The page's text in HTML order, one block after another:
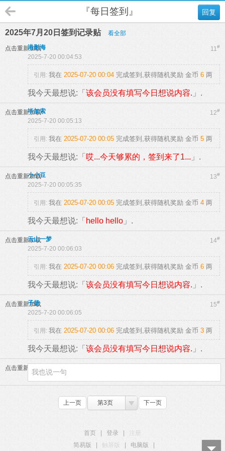
回复
『每日签到』
2025年7月20日签到记录贴 看全部
点击重新加载 11#
港影海
2025-7-20 00:04:53
引用: 我在 2025-07-20 00:04 完成签到,获得随机奖励 金币 6 两
我今天最想说:「 该会员没有填写今日想说内容. 」.
点击重新加载 12#
毕加索
2025-7-20 00:05:13
引用: 我在 2025-07-20 00:05 完成签到,获得随机奖励 金币 5 两
我今天最想说:「 哎...今天够累的，签到来了1... 」.
点击重新加载 13#
小小豆
2025-7-20 00:05:35
引用: 我在 2025-07-20 00:05 完成签到,获得随机奖励 金币 4 两
我今天最想说:「 hello hello 」.
点击重新加载 14#
云山一梦
2025-7-20 00:06:03
引用: 我在 2025-07-20 00:06 完成签到,获得随机奖励 金币 6 两
我今天最想说:「 该会员没有填写今日想说内容. 」.
点击重新加载 15#
子扬
2025-7-20 00:06:05
引用: 我在 2025-07-20 00:06 完成签到,获得随机奖励 金币 3 两
我今天最想说:「 该会员没有填写今日想说内容. 」.
点击重新加载
上一页 第3页 下一页
首页 登录
简易版
触屏版 电脑版